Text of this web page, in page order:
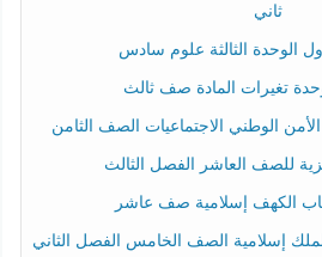
ثاني
الوحدة الثالثة علوم سادس
تغيرات المادة صف ثالث
الوطني الاجتماعيات الصف الثامن
للصف العاشر الفصل الثالث
الكهف إسلامية صف عاشر
إسلامية الصف الخامس الفصل الثاني